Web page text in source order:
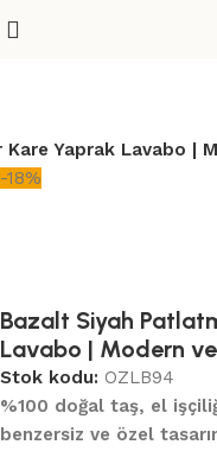
Yaprak Lavabo |
-18%
Bazalt Siyah
Lavabo | Modern
Stok kodu: OZLB94
%100 doğal taş, el
benzersiz ve özel